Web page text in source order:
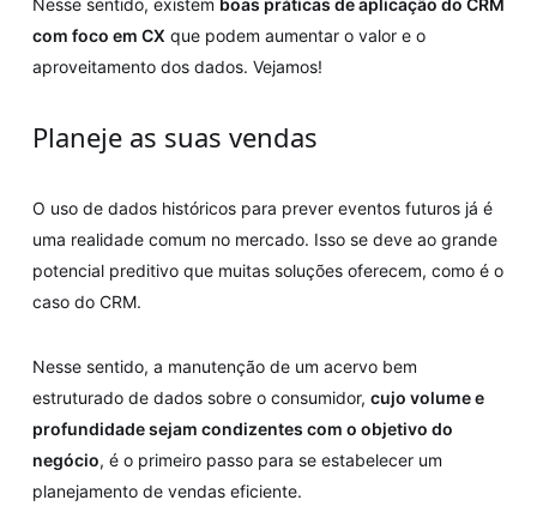
com foco em CX que podem aumentar o valor e o
aproveitamento dos dados. Vejamos!
Planeje as suas vendas
O uso de dados históricos para prever eventos futuros já é
uma realidade comum no mercado. Isso se deve ao grande
potencial preditivo que muitas soluções oferecem, como é o
caso do CRM.
Nesse sentido, a manutenção de um acervo bem
estruturado de dados sobre o consumidor, cujo volume e
profundidade sejam condizentes com o objetivo do
negócio, é o primeiro passo para se estabelecer um
planejamento de vendas eficiente.